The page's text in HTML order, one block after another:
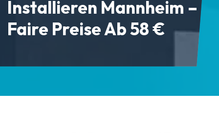
Installieren Mannheim –
Faire Preise Ab 58 €